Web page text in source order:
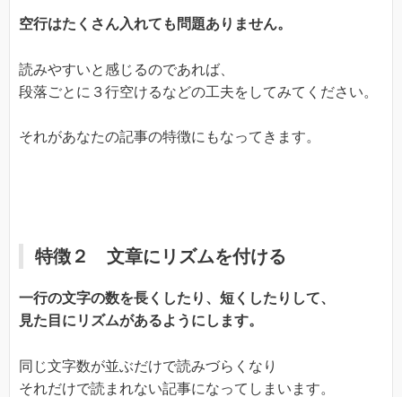
空行はたくさん入れても問題ありません。
読みやすいと感じるのであれば、
段落ごとに３行空けるなどの工夫をしてみてください。
それがあなたの記事の特徴にもなってきます。
特徴２ 文章にリズムを付ける
一行の文字の数を長くしたり、短くしたりして、
見た目にリズムがあるようにします。
同じ文字数が並ぶだけで読みづらくなり
それだけで読まれない記事になってしまいます。